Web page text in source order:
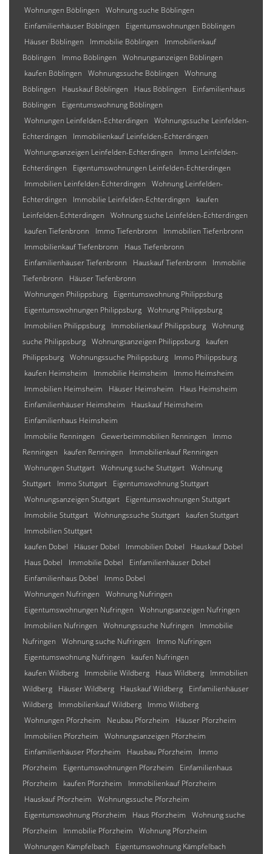
Wohnungen Böblingen
Wohnung suche Böblingen
Einfamilienhäuser Böblingen
Eigentumswohnungen Böblingen
Häuser Böblingen
Immobilie Böblingen
Immobilienkauf
Böblingen
Immo Böblingen
Wohnungsanzeigen Böblingen
kaufen Böblingen
Wohnungssuche Böblingen
Wohnung
Böblingen
Hauskauf Böblingen Haus Böblingen
Einfamilienhaus
Böblingen
Eigentumswohnung Böblingen
Wohnungen Leinfelden-Echterdingen
Wohnungssuche Leinfelden-
Echterdingen
Immobilienkauf Leinfelden-Echterdingen
Wohnungsanzeigen Leinfelden-Echterdingen
Immo Leinfelden-
Echterdingen
Eigentumswohnungen Leinfelden-Echterdingen
Immobilien Leinfelden-Echterdingen
Wohnung Leinfelden-
Echterdingen
Immobilie Leinfelden-Echterdingen
kaufen
Leinfelden-Echterdingen
Wohnung suche Leinfelden-Echterdingen
kaufen Tiefenbronn
Immo Tiefenbronn
Immobilien Tiefenbronn
Immobilienkauf Tiefenbronn
Haus Tiefenbronn
Einfamilienhäuser Tiefenbronn
Hauskauf Tiefenbronn
Immobilie
Tiefenbronn
Häuser Tiefenbronn
Wohnungen Philippsburg
Eigentumswohnung Philippsburg
Eigentumswohnungen Philippsburg Wohnung Philippsburg
Immobilien Philippsburg
Immobilienkauf Philippsburg Wohnung
suche Philippsburg Wohnungsanzeigen Philippsburg
kaufen
Philippsburg Wohnungssuche Philippsburg
Immo Philippsburg
kaufen Heimsheim
Immobilie Heimsheim
Immo Heimsheim
Immobilien Heimsheim
Häuser Heimsheim
Haus Heimsheim
Einfamilienhäuser Heimsheim
Hauskauf Heimsheim
Einfamilienhaus Heimsheim
Immobilie Renningen
Gewerbeimmobilien Renningen
Immo
Renningen
kaufen Renningen
Immobilienkauf Renningen
Wohnungen Stuttgart Wohnung suche Stuttgart Wohnung
Stuttgart
Immo Stuttgart
Eigentumswohnung Stuttgart
Wohnungsanzeigen Stuttgart
Eigentumswohnungen Stuttgart
Immobilie Stuttgart Wohnungssuche Stuttgart
kaufen Stuttgart
Immobilien Stuttgart
kaufen Dobel
Häuser Dobel Immobilien Dobel
Hauskauf Dobel
Haus Dobel
Immobilie Dobel
Einfamilienhäuser Dobel
Einfamilienhaus Dobel
Immo Dobel
Wohnungen Nufringen
Wohnung Nufringen
Eigentumswohnungen Nufringen
Wohnungsanzeigen Nufringen
Immobilien Nufringen
Wohnungssuche Nufringen
Immobilie
Nufringen
Wohnung suche Nufringen
Immo Nufringen
Eigentumswohnung Nufringen
kaufen Nufringen
kaufen Wildberg
Immobilie Wildberg Haus Wildberg
Immobilien
Wildberg
Häuser Wildberg Hauskauf Wildberg
Einfamilienhäuser
Wildberg
Immobilienkauf Wildberg
Immo Wildberg
Wohnungen Pforzheim
Neubau Pforzheim
Häuser Pforzheim
Immobilien Pforzheim
Wohnungsanzeigen Pforzheim
Einfamilienhäuser Pforzheim
Hausbau Pforzheim
Immo
Pforzheim
Eigentumswohnungen Pforzheim
Einfamilienhaus
Pforzheim
kaufen Pforzheim
Immobilienkauf Pforzheim
Hauskauf Pforzheim
Wohnungssuche Pforzheim
Eigentumswohnung Pforzheim
Haus Pforzheim
Wohnung suche
Pforzheim
Immobilie Pforzheim
Wohnung Pforzheim
Wohnungen Kämpfelbach
Eigentumswohnung Kämpfelbach